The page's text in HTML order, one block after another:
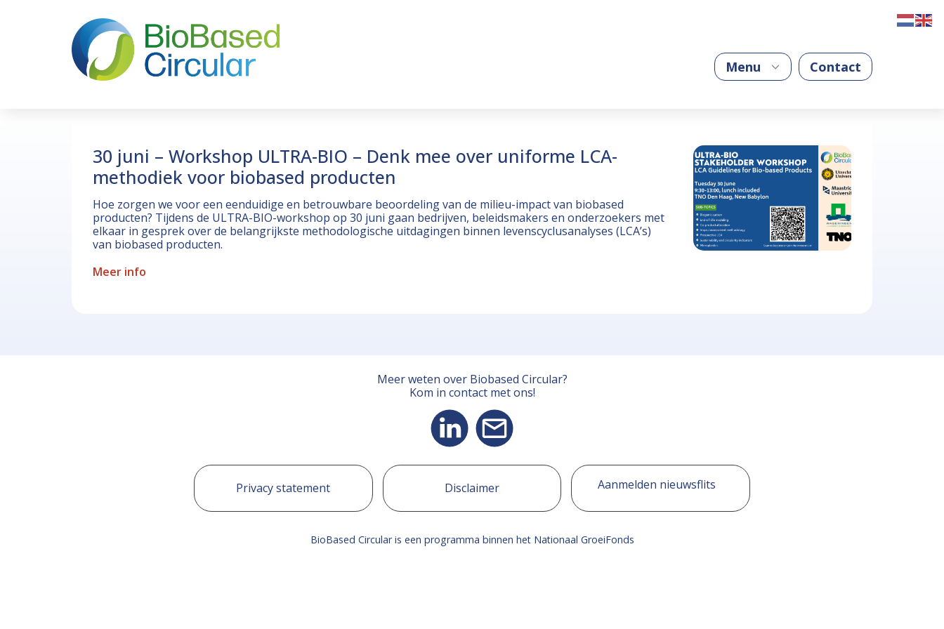
Menu Contact
30 juni – Workshop ULTRA-BIO – Denk mee over uniforme LCA-
methodiek voor biobased producten
Hoe zorgen we voor een eenduidige en betrouwbare beoordeling van de milieu-impact van biobased
producten? Tijdens de ULTRA-BIO-workshop op 30 juni gaan bedrijven, beleidsmakers en onderzoekers met
elkaar in gesprek over de belangrijkste methodologische uitdagingen binnen levenscyclusanalyses (LCA’s)
van biobased producten.
Meer info
Meer weten over Biobased Circular?
Kom in contact met ons!
Privacy statement Disclaimer Aanmelden nieuwsflits
BioBased Circular is een programma binnen het Nationaal GroeiFonds